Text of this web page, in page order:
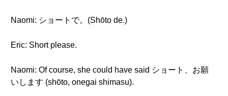
Naomi: ショートで。(Shōto de.)
Eric: Short please.
Naomi: Of course, she could have said ショート、お願
いします (shōto, onegai shimasu).